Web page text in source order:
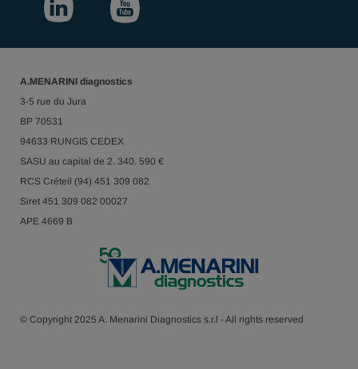
A.MENARINI diagnostics
3-5 rue du Jura
BP 70531
94633 RUNGIS CEDEX
SASU au capital de 2. 340. 590 €
RCS Créteil (94) 451 309 082
Siret 451 309 082 00027
APE 4669 B
© Copyright 2025 A. Menarini Diagnostics s.r.l - All rights reserved